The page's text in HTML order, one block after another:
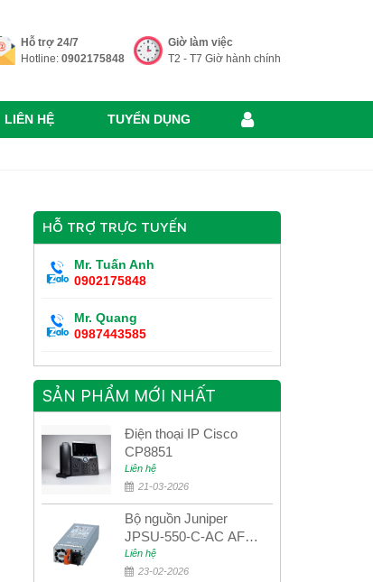
Hỗ trợ 24/7
Hotline: 0902175848
Giờ làm việc
T2 - T7 Giờ hành chính
LIÊN HỆ TUYỂN DỤNG
HỖ TRỢ TRỰC TUYẾN
Mr. Tuấn Anh
0902175848
Mr. Quang
0987443585
SẢN PHẨM MỚI NHẤT
Điện thoại IP Cisco
CP8851
Liên hệ
21-03-2026
Bộ nguồn Juniper
JPSU-550-C-AC AFO
nguồn AC công suất
550W dùng cho dòng
Liên hệ
23-02-2026